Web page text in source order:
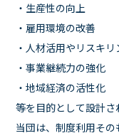
・生産性の向上
・雇用環境の改善
・人材活用やリスキ
・事業継続力の強化
・地域経済の活性化
等を目的として設計さ
当団は、制度利用そ